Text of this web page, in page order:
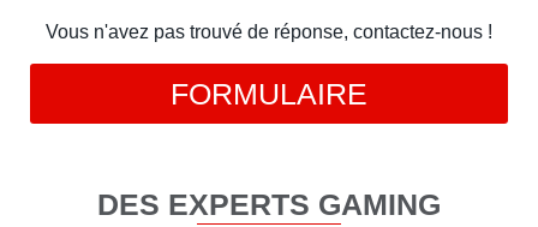
Vous n'avez pas trouvé de réponse, contactez-nous !
FORMULAIRE
DES EXPERTS GAMING